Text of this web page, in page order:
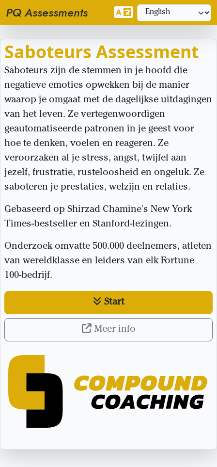
PQ Assessments
Saboteurs Assessment
Saboteurs zijn de stemmen in je hoofd die
negatieve emoties opwekken bij de manier
waarop je omgaat met de dagelijkse uitdagingen
van het leven. Ze vertegenwoordigen
geautomatiseerde patronen in je geest voor
hoe te denken, voelen en reageren. Ze
veroorzaken al je stress, angst, twijfel aan
jezelf, frustratie, rusteloosheid en ongeluk. Ze
saboteren je prestaties, welzijn en relaties.
Gebaseerd op Shirzad Chamine's New York
Times-bestseller en Stanford-lezingen.
Onderzoek omvatte 500.000 deelnemers, atleten
van wereldklasse en leiders van elk Fortune
100-bedrijf.
Start
Meer info